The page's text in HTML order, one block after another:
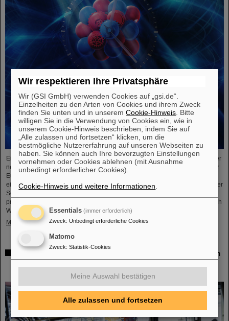
Einem internationalen Forschungsteam ist ein entscheidender Schritt zu einer
neuen Generation von Atomuhren gelungen. Am europäischen Röntgenlaser
European XFEL haben die Forschenden auf Basis des Elements Scandium
einen wesentlich exakteren Taktgeber erzeugt, der eine Genauigkeit von einer
Sekunde in 300 Milliarden Jahren ermöglicht – das ist rund tausendmal
präziser als die Standard-Atomuhr auf Cäsium-Basis. Das Team, zu dem auch
Wissenschaftler*innen des Helmholtz-Instituts Jena, ....
Mehr »
Italienisch-deutsche Wissenschaftskooperation: CNAO in
Pavia erhält Fördermittel von über 385.000 Euro für
gemeinsames Forschungsprojekt mit GSI in Darmstadt
Wir respektieren Ihre Privatsphäre
Wir (GSI GmbH) verwenden Cookies auf „gsi.de“.
Einzelheiten zu den Arten von Cookies und ihrem Zweck
finden Sie unten und in unseremCookie-Hinweis . Bitte
willigen Sie in die Verwendung von Cookies ein, wie in
unserem Cookie-Hinweis beschrieben, indem Sie auf
„Alle zulassen und fortsetzen“ klicken, um die
bestmögliche Nutzererfahrung auf unseren Webseiten zu
haben. Sie können auch Ihre bevorzugten Einstellungen
vornehmen oder Cookies ablehnen (mit Ausnahme
unbedingt erforderlicher Cookies).
Cookie-Hinweis und weitere Informationen
Essentials (immer erforderlich)
Zweck: Unbedingt erforderliche Cookies
Matomo
Zweck: Statistik-Cookies
Meine Auswahl bestätigen
Alle zulassen und fortsetzen